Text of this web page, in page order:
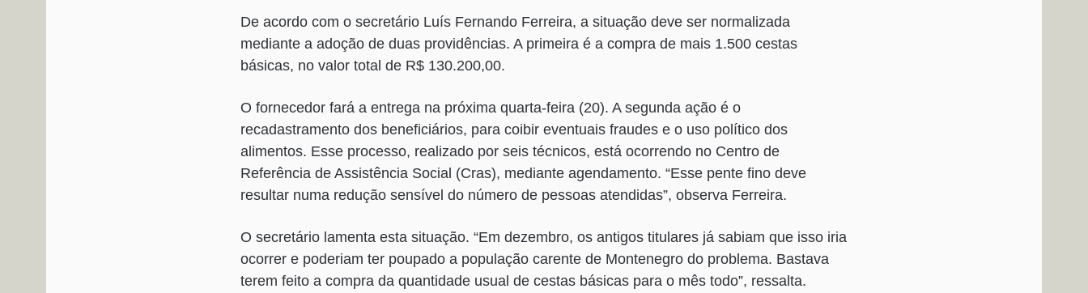
De acordo com o secretário Luís Fernando Ferreira, a situação deve ser normalizada
mediante a adoção de duas providências. A primeira é a compra de mais 1.500 cestas
básicas, no valor total de R$ 130.200,00.
O fornecedor fará a entrega na próxima quarta-feira (20). A segunda ação é o
recadastramento dos beneficiários, para coibir eventuais fraudes e o uso político dos
alimentos. Esse processo, realizado por seis técnicos, está ocorrendo no Centro de
Referência de Assistência Social (Cras), mediante agendamento. “Esse pente fino deve
resultar numa redução sensível do número de pessoas atendidas”, observa Ferreira.
O secretário lamenta esta situação. “Em dezembro, os antigos titulares já sabiam que isso iria
ocorrer e poderiam ter poupado a população carente de Montenegro do problema. Bastava
terem feito a compra da quantidade usual de cestas básicas para o mês todo”, ressalta.